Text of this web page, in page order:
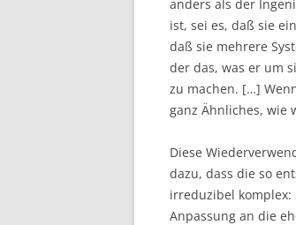
anders als der
ist, sei es, daß sie
daß sie mehrere
der das, was er um
zu machen. […]
ganz Ähnliches, wie
Diese
dazu, dass die so
irreduzibel komplex:
Anpassung an die